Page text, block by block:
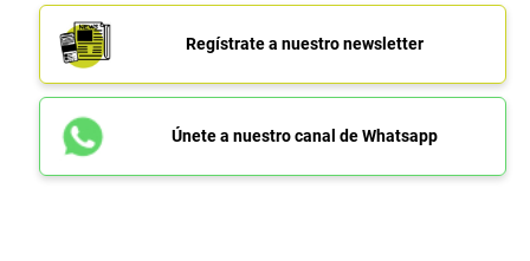
Regístrate a nuestro newsletter
Únete a nuestro canal de Whatsapp